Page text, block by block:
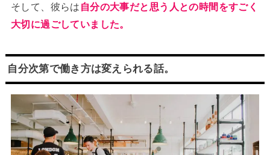
そして、彼らは 自分の大事だと思う人との時間をすごく
大切に過ごしていました。
自分次第で働き方は変えられる話。